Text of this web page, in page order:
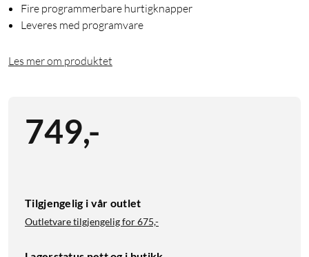
Fire programmerbare hurtigknapper
Leveres med programvare
Les mer om produktet
749,-
Tilgjengelig i vår outlet
Outletvare tilgjengelig for675,-